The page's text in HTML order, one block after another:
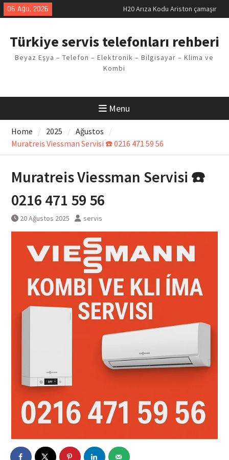
Skip
to
06 Ağu, 2026
H20 Arıza Kodu Ariston çamaşır
makinesi Sorunu
Arçelik buzdolabı F5 Hatası
Vaillant çamaşır makinesi E03
Arıza Kodu
Türkiye servis telefonları rehberi
Beyaz Eşya – Telefon – Elektronik – Bilgisayar – Klima ve
Kombi
Menu
Home 2025
Ağustos
Muratreis Viessman Servisi ☎️ 0216 471 59 56
Muratreis Viessman Servisi ☎️
0216 471 59 56
20 Ağustos 2025 servis